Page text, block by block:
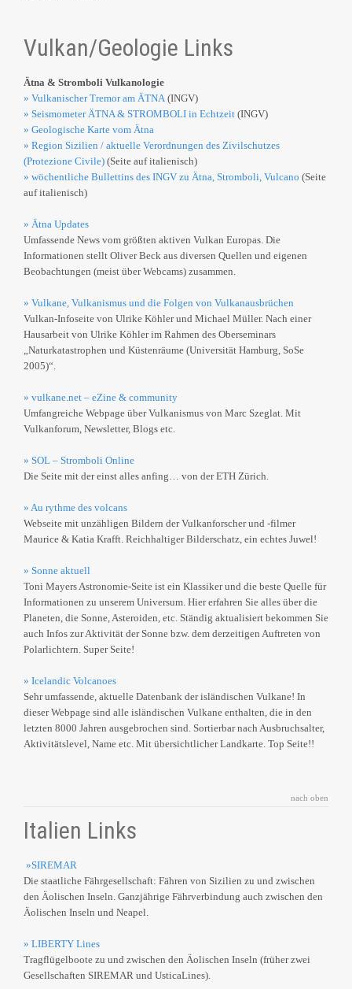
Vulkan/Geologie Links
Ätna & Stromboli Vulkanologie
» Vulkanischer Tremor am ÄTNA (INGV)
» Seismometer ÄTNA & STROMBOLI in Echtzeit (INGV)
» Geologische Karte vom Ätna
» Region Sizilien / aktuelle Verordnungen des Zivilschutzes
(Protezione Civile) (Seite auf italienisch)
» wöchentliche Bullettins des INGV zu Ätna, Stromboli, Vulcano (Seite
auf italienisch)
» Ätna Updates
Umfassende News vom größten aktiven Vulkan Europas. Die
Informationen stellt Oliver Beck aus diversen Quellen und eigenen
Beobachtungen (meist über Webcams) zusammen.
» Vulkane, Vulkanismus und die Folgen von Vulkanausbrüchen
Vulkan-Infoseite von Ulrike Köhler und Michael Müller. Nach einer
Hausarbeit von Ulrike Köhler im Rahmen des Oberseminars
„Naturkatastrophen und Küstenräume (Universität Hamburg, SoSe
2005)“.
» vulkane.net – eZine & community
Umfangreiche Webpage über Vulkanismus von Marc Szeglat. Mit
Vulkanforum, Newsletter, Blogs etc.
» SOL – Stromboli Online
Die Seite mit der einst alles anfing… von der ETH Zürich.
» Au rythme des volcans
Webseite mit unzähligen Bildern der Vulkanforscher und -filmer
Maurice & Katia Krafft. Reichhaltiger Bilderschatz, ein echtes Juwel!
» Sonne aktuell
Toni Mayers Astronomie-Seite ist ein Klassiker und die beste Quelle für
Informationen zu unserem Universum. Hier erfahren Sie alles über die
Planeten, die Sonne, Asteroiden, etc. Ständig aktualisiert bekommen Sie
auch Infos zur Aktivität der Sonne bzw. dem derzeitigen Auftreten von
Polarlichtern. Super Seite!
» Icelandic Volcanoes
Sehr umfassende, aktuelle Datenbank der isländischen Vulkane! In
dieser Webpage sind alle isländischen Vulkane enthalten, die in den
letzten 8000 Jahren ausgebrochen sind. Sortierbar nach Ausbruchsalter,
Aktivitätslevel, Name etc. Mit übersichtlicher Landkarte. Top Seite!!
nach oben
Italien Links
»SIREMAR
Die staatliche Fährgesellschaft: Fähren von Sizilien zu und zwischen
den Äolischen Inseln. Ganzjährige Fährverbindung auch zwischen den
Äolischen Inseln und Neapel.
» LIBERTY Lines
Tragflügelboote zu und zwischen den Äolischen Inseln (früher zwei
Gesellschaften SIREMAR und UsticaLines).